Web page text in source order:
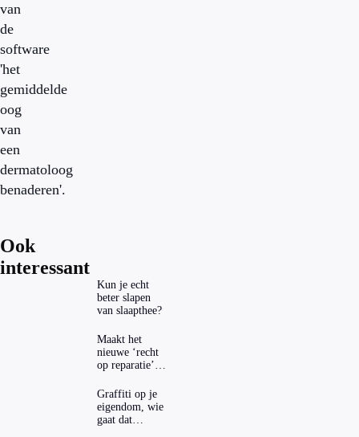
van
de
software
'het
gemiddelde
oog
van
een
dermatoloog
benaderen'.
Ook
interessant
Kun je echt
beter slapen
van slaapthee?
Maakt het
nieuwe ‘recht
op reparatie’
echt
aantrekkelijker?
Graffiti op je
eigendom, wie
gaat dat